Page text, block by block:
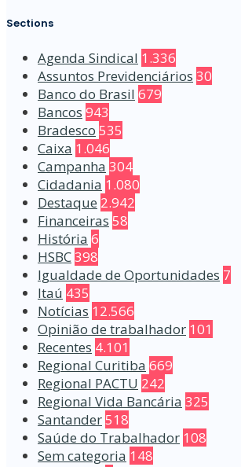
Sections
Agenda Sindical 1.336
Assuntos Previdenciários 30
Banco do Brasil 679
Bancos 943
Bradesco 535
Caixa 1.046
Campanha 304
Cidadania 1.080
Destaque 2.942
Financeiras 58
História 6
HSBC398
Igualdade de Oportunidades 7
Itaú 435
Notícias 12.566
Opinião de trabalhador 101
Recentes 4.101
Regional Curitiba 669
Regional PACTU 242
Regional Vida Bancária 325
Santander518
Saúde do Trabalhador 108
Sem categoria 148